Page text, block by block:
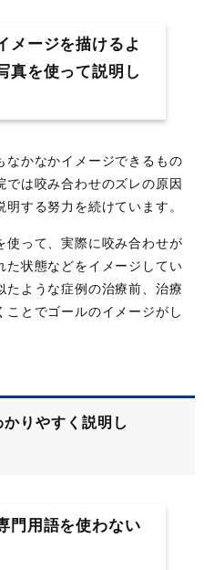
メージを描けるよ
真を使って説明し
なかなかイメージできるもの
では咬み合わせのズレの原因
する努力を続けています。
使って、実際に咬み合わせが
た状態などをイメージしてい
たような症例の治療前、治療
とでゴールのイメージがし
りやすく説明し
門用語を使わない